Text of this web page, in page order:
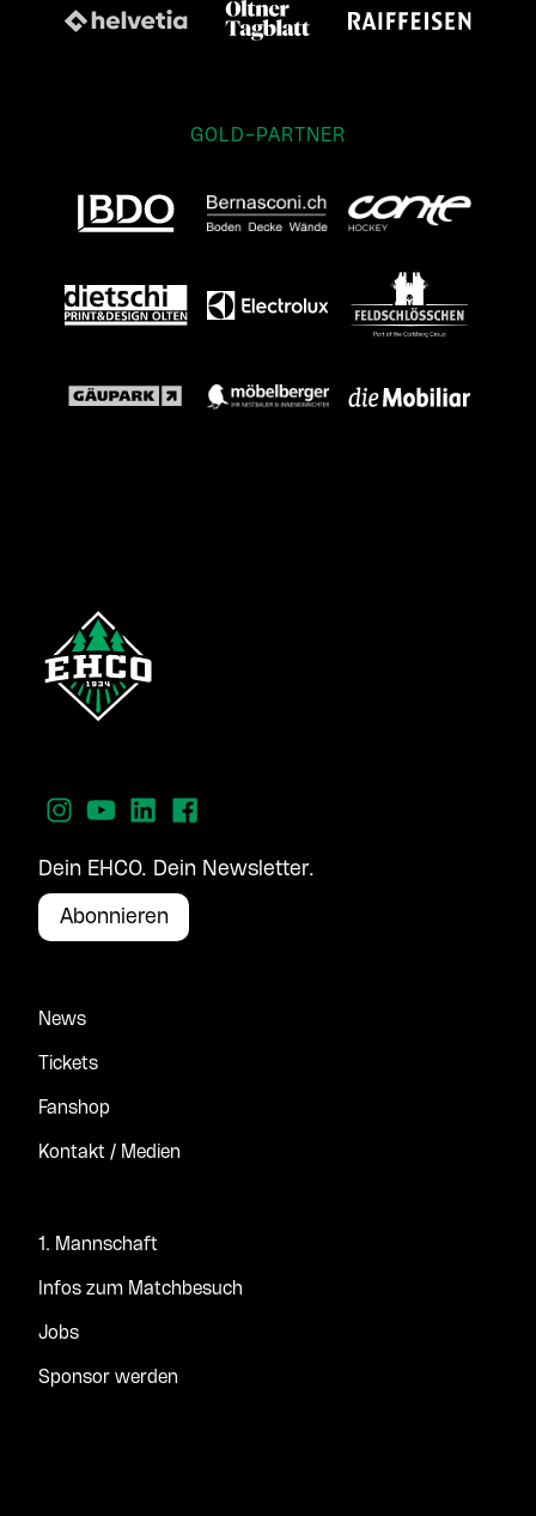
GOLD-PARTNER
Dein EHCO. Dein Newsletter.
Abonnieren
News
Tickets
Fanshop
Kontakt / Medien
1. Mannschaft
Infos zum Matchbesuch
Jobs
Sponsor werden